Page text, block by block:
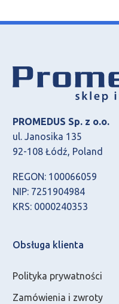
PROMEDUS Sp. z o.o.
ul. Janosika 135
92-108 Łódź, Poland
REGON: 100066059
NIP: 7251904984
KRS: 0000240353
Obsługa klienta
Polityka prywatności
Zamówienia i zwroty